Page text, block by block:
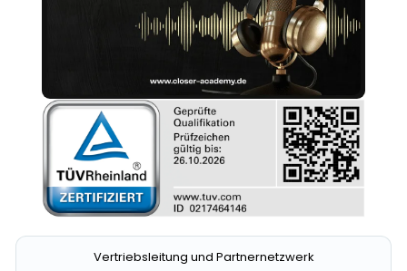
Vertriebsleitung und Partnernetzwerk